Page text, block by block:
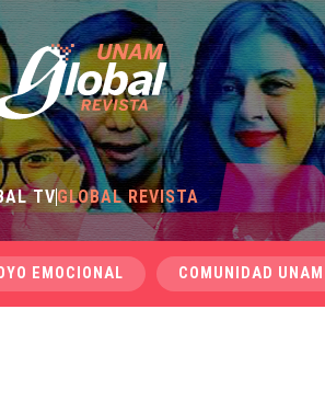
TVGLOBAL REVISTA
EMOCIONAL COMUNIDAD UNAM